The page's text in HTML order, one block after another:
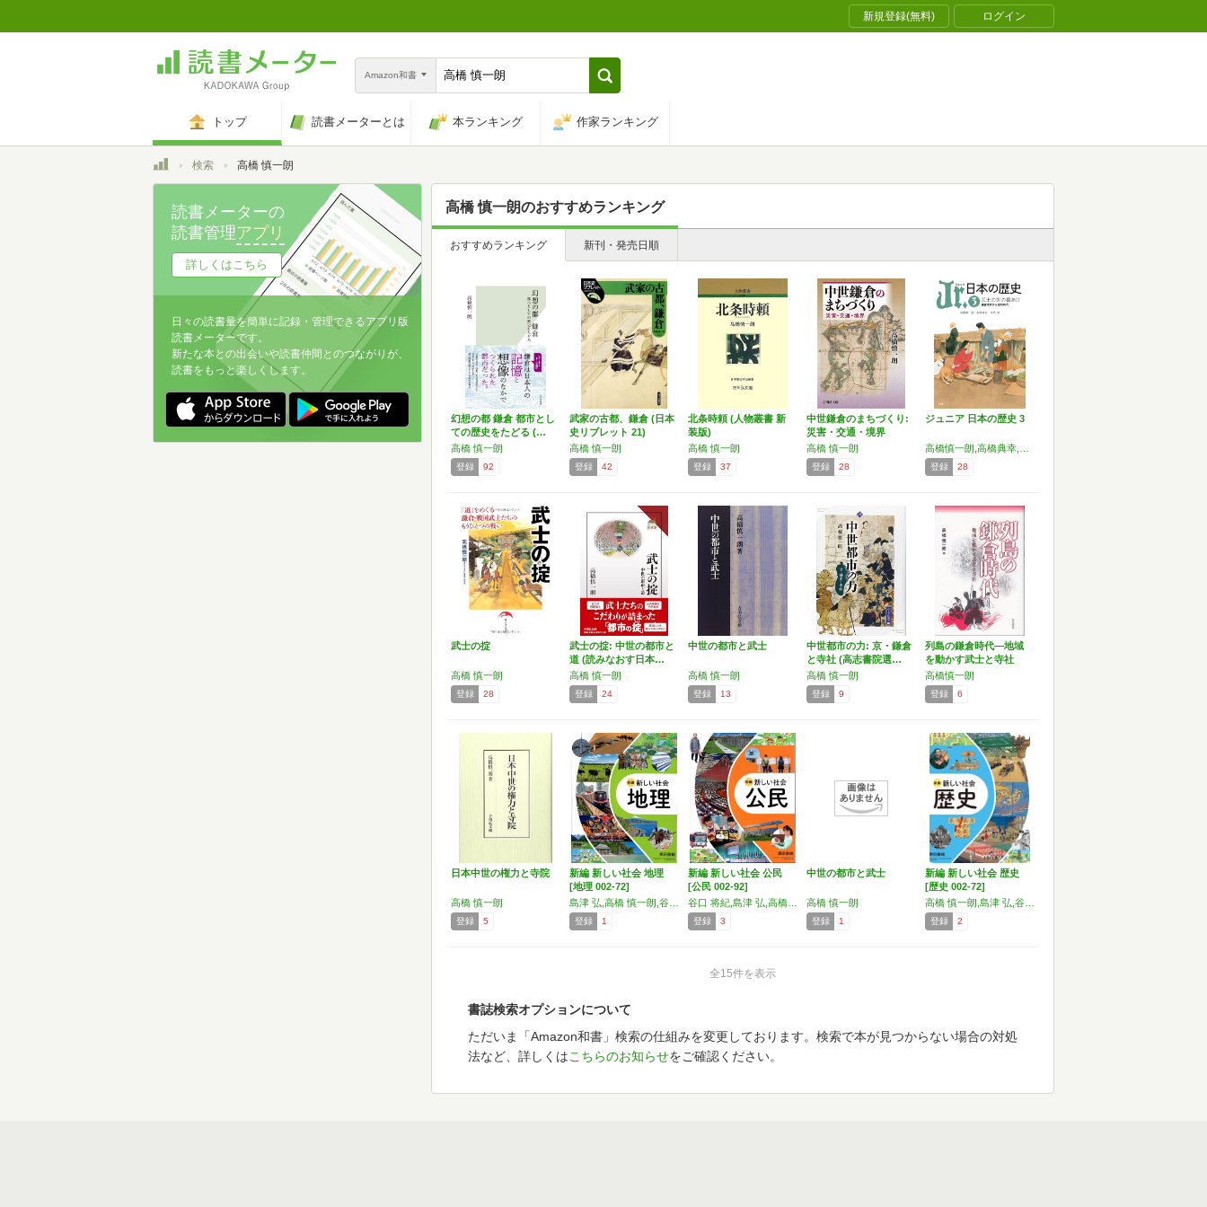
新規登録(無料) ログイン
Amazon和書
トップ 読書メーターとは 本ランキング 作家ランキング
トップ検索 高橋 慎一朗
高橋 慎一朗のおすすめランキング
おすすめランキング 新刊・発売日順
幻想の都 鎌倉 都市とし
ての歴史をたどる (…
高橋 慎一朗
登録 92
武家の古都、鎌倉 (日本
史リブレット 21)
高橋 慎一朗
登録 42
北条時頼 (人物叢書 新
装版)
高橋 慎一朗
登録 37
中世鎌倉のまちづくり:
災害・交通・境界
高橋 慎一朗
登録 28
ジュニア 日本の歴史 3
登録 28
武士の掟
高橋 慎一朗
登録 28
武士の掟: 中世の都市と
道 (読みなおす日本…
高橋 慎一朗
登録 24
中世の都市と武士
高橋 慎一朗
登録 13
中世都市の力: 京・鎌倉
と寺社 (高志書院選…
高橋 慎一朗
登録 9
列島の鎌倉時代―地域
を動かす武士と寺社
高橋慎一朗
登録 6
日本中世の権力と寺院
高橋 慎一朗
登録 5
新編 新しい社会 地理
[地理 002-72]
登録 1
新編 新しい社会 公民
[公民 002-92]
登録 3
中世の都市と武士
高橋 慎一朗
登録 1
新編 新しい社会 歴史
[歴史 002-72]
登録 2
全15件を表示
書誌検索オプションについて
ただいま「Amazon和書」検索の仕組みを変更しております。検索で本が見つからない場合の対処
法など、詳しくはこちらのお知らせをご確認ください。
読書メーターの
読書管理アプリ
詳しくはこちら
日々の読書量を簡単に記録・管理できるアプリ版
読書メーターです。
新たな本との出会いや読書仲間とのつながりが、
読書をもっと楽しくします。